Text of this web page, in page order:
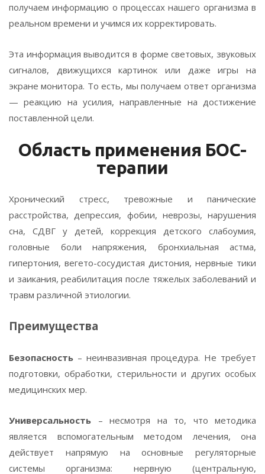
получаем информацию о процессах нашего организма в
реальном времени и учимся их корректировать.
Эта информация выводится в форме световых, звуковых
сигналов, движущихся картинок или даже игры на
экране монитора. То есть, мы получаем ответ организма
— реакцию на усилия, направленные на достижение
поставленной цели.
Область применения БОС-
терапии
Хронический стресс, тревожные и панические
расстройства, депрессия, фобии, неврозы, нарушения
сна, СДВГ у детей, коррекция детского слабоумия,
головные боли напряжения, бронхиальная астма,
гипертония, вегето-сосудистая дистония, нервные тики
и заикания, реабилитация после тяжелых заболеваний и
травм различной этиологии.
Преимущества
Безопасность – неинвазивная процедура. Не требует
подготовки, обработки, стерильности и других особых
медицинских мер.
Универсальность – несмотря на то, что методика
является вспомогательным методом лечения, она
действует напрямую на основные регуляторные
системы организма: нервную (центральную,